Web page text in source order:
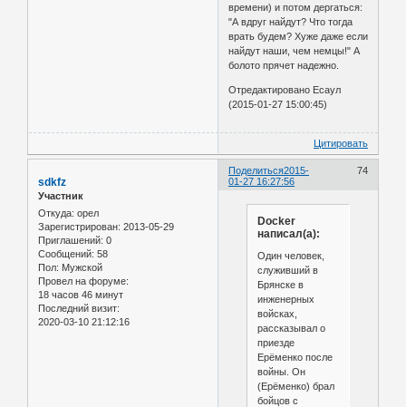
времени) и потом дергаться:
"А вдруг найдут? Что тогда
врать будем? Хуже даже если
найдут наши, чем немцы!" А
болото прячет надежно.
Отредактировано Есаул
(2015-01-27 15:00:45)
Цитировать
Поделиться 74
2015-
01-27 16:27:56
sdkfz
Участник
Откуда: орел
Зарегистрирован: 2013-05-29
Приглашений: 0
Сообщений: 58
Пол: Мужской
Провел на форуме:
18 часов 46 минут
Последний визит:
2020-03-10 21:12:16
Docker
написал(а):
Один человек,
служивший в
Брянске в
инженерных
войсках,
рассказывал о
приезде
Ерёменко после
войны. Он
(Ерёменко) брал
бойцов с